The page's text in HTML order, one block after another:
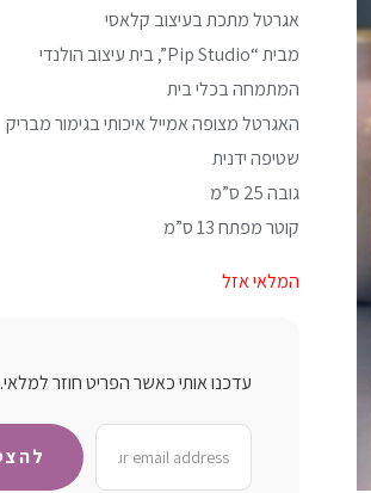
אגרטל מתכת בעיצוב קלאסי
מבית “Pip Studio”, בית עיצוב הולנדי
המתמחה בכלי בית
האגרטל מצופה אמייל איכותי בגימור מבריק
שטיפה ידנית
גובה 25 ס”מ
קוטר מפתח 13 ס”מ
המלאי אזל
עדכנו אותי כאשר הפריט חוזר למלאי.